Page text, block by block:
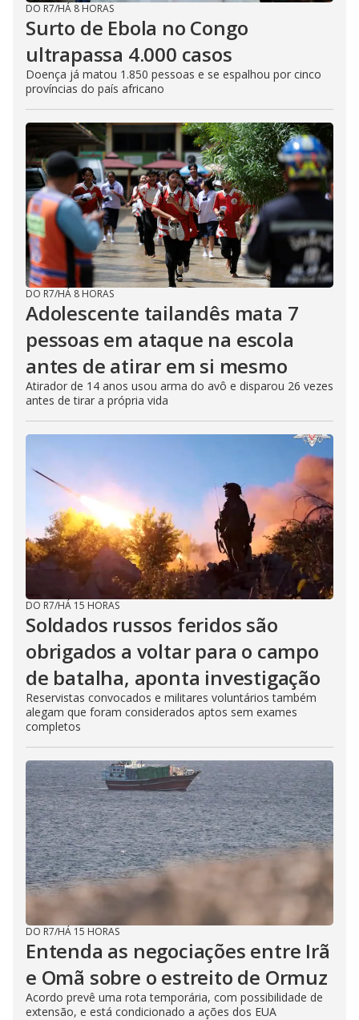
DO R7/HÁ 8 HORAS
Surto de Ebola no Congo
ultrapassa 4.000 casos
Doença já matou 1.850 pessoas e se espalhou por cinco
províncias do país africano
DO R7/HÁ 8 HORAS
Adolescente tailandês mata 7
pessoas em ataque na escola
antes de atirar em si mesmo
Atirador de 14 anos usou arma do avô e disparou 26 vezes
antes de tirar a própria vida
DO R7/HÁ 15 HORAS
Soldados russos feridos são
obrigados a voltar para o campo
de batalha, aponta investigação
Reservistas convocados e militares voluntários também
alegam que foram considerados aptos sem exames
completos
DO R7/HÁ 15 HORAS
Entenda as negociações entre Irã
e Omã sobre o estreito de Ormuz
Acordo prevê uma rota temporária, com possibilidade de
extensão, e está condicionado a ações dos EUA